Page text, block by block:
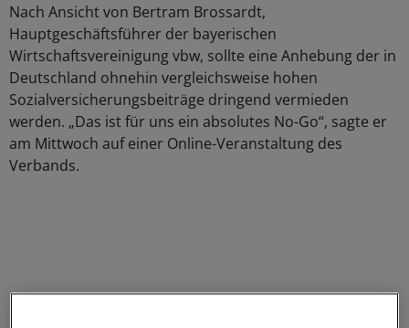
Nach Ansicht von Bertram Brossardt,
Hauptgeschäftsführer der bayerischen
Wirtschaftsvereinigung vbw, sollte eine Anhebung der in
Deutschland ohnehin vergleichsweise hohen
Sozialversicherungsbeiträge dringend vermieden
werden. „Das ist für uns ein absolutes No-Go“, sagte er
am Mittwoch auf einer Online-Veranstaltung des
Verbands.